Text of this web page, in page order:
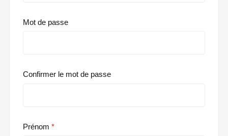
Mot de passe
Confirmer le mot de passe
Prénom